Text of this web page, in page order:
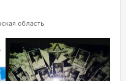
область